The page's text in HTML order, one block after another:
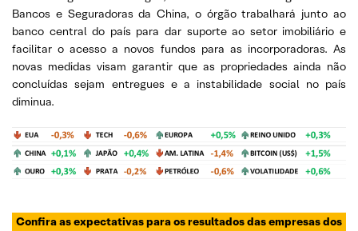
Bancos e Seguradoras da China, o órgão trabalhará junto ao
banco central do país para dar suporte ao setor imobiliário e
facilitar o acesso a novos fundos para as incorporadoras. As
novas medidas visam garantir que as propriedades ainda não
concluídas sejam entregues e a instabilidade social no país
diminua.
Confira as expectativas para os resultados das empresas dos